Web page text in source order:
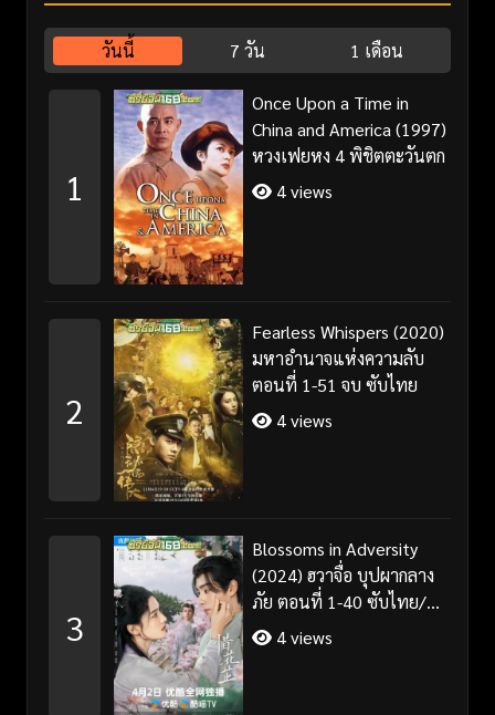
วันนี้ 7 วัน 1 เดือน
1
Once Upon a Time in
China and America (1997)
หวงเฟยหง 4 พิชิตตะวันตก
4 views
2
Fearless Whispers (2020)
มหาอำนาจแห่งความลับ
ตอนที่ 1-51 จบ ซับไทย
4 views
3
Blossoms in Adversity
(2024) ฮวาจื่อ บุปผากลาง
ภัย ตอนที่ 1-40 ซับไทย/
พากย์ไทย
4 views